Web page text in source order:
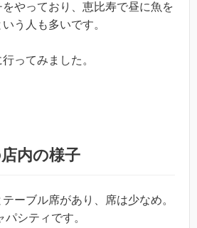
やっており、恵比寿で昼に魚を
う人も多いです。
ってみました。
内の様子
ーブル席があり、席は少なめ。
シティです。